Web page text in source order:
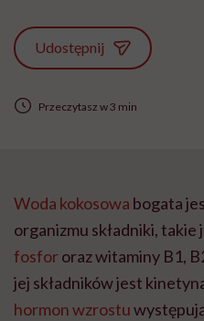
Udostępnij
Przeczytasz w 3 min
Woda kokosowa bogata
organizmu składniki, takie
fosfororaz witaminy B1,
jej składników jest
hormon wzrostu